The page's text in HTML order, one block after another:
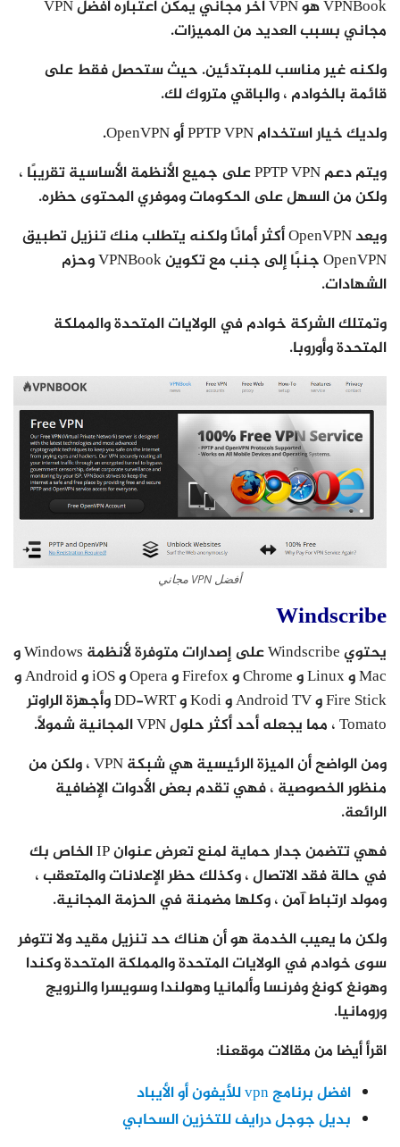
VPNBook هو VPN آخر مجاني يمكن اعتباره أفضل VPN
مجاني بسبب العديد من المميزات.
ولكنه غير مناسب للمبتدئين. حيث ستحصل فقط على
قائمة بالخوادم ، والباقي متروك لك.
ولديك خيار استخدام PPTP VPN أو OpenVPN.
ويتم دعم PPTP VPN على جميع الأنظمة الأساسية تقريبًا ،
ولكن من السهل على الحكومات وموفري المحتوى حظره.
ويعد OpenVPN أكثر أمانًا ولكنه يتطلب منك تنزيل تطبيق
OpenVPN جنبًا إلى جنب مع تكوين VPNBook وحزم
الشهادات.
وتمتلك الشركة خوادم في الولايات المتحدة والمملكة
المتحدة وأوروبا.
أفضل VPN مجاني
Windscribe
يحتوي Windscribe على إصدارات متوفرة لأنظمة Windows و
Mac و Linux و Chrome و Firefox و Opera و iOS و Android و
Fire Stick و Android TV و Kodi و DD-WRT وأجهزة الراوتر
Tomato ، مما يجعله أحد أكثر حلول VPN المجانية شمولاً.
ومن الواضح أن الميزة الرئيسية هي شبكة VPN ، ولكن من
منظور الخصوصية ، فهي تقدم بعض الأدوات الإضافية
الرائعة.
فهي تتضمن جدار حماية لمنع تعرض عنوان IP الخاص بك
في حالة فقد الاتصال ، وكذلك حظر الإعلانات والمتعقب ،
ومولد ارتباط آمن ، وكلها مضمنة في الحزمة المجانية.
ولكن ما يعيب الخدمة هو أن هناك حد تنزيل مقيد ولا تتوفر
سوى خوادم في الولايات المتحدة والمملكة المتحدة وكندا
وهونغ كونغ وفرنسا وألمانيا وهولندا وسويسرا والنرويج
ورومانيا.
اقرأ أيضا من مقالات موقعنا:
افضل برنامج vpn للأيفون أو الأيباد
بديل جوجل درايف للتخزين السحابي